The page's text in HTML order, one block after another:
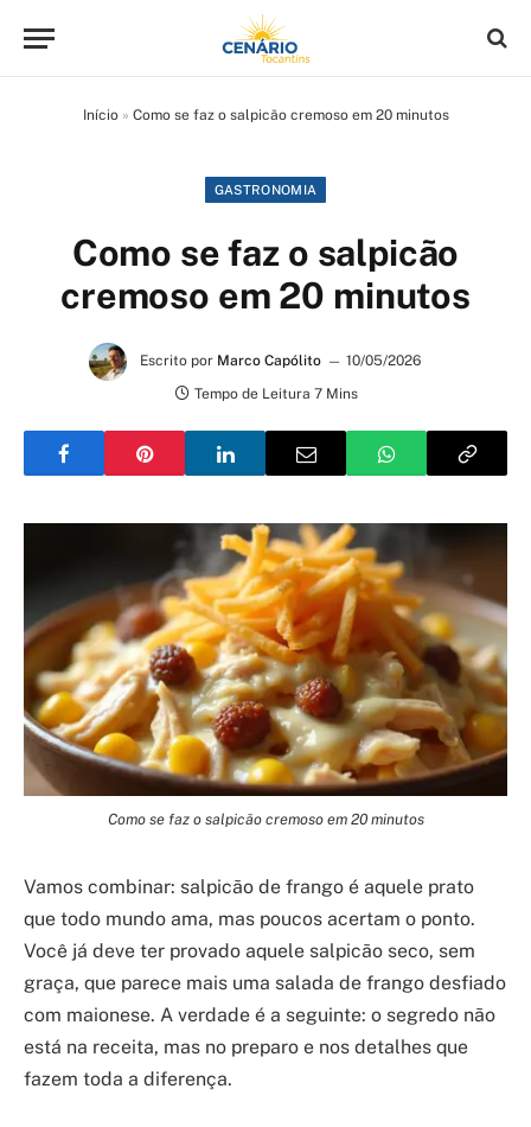
Início» Como se faz o salpicão cremoso em 20 minutos
GASTRONOMIA
Como se faz o salpicão
cremoso em 20 minutos
Escrito por Marco Capólito
10/05/2026
Tempo de Leitura 7 Mins
Como se faz o salpicão cremoso em 20 minutos
Vamos combinar: salpicão de frango é aquele prato
que todo mundo ama, mas poucos acertam o ponto.
Você já deve ter provado aquele salpicão seco, sem
graça, que parece mais uma salada de frango desfiado
com maionese. A verdade é a seguinte: o segredo não
está na receita, mas no preparo e nos detalhes que
fazem toda a diferença.